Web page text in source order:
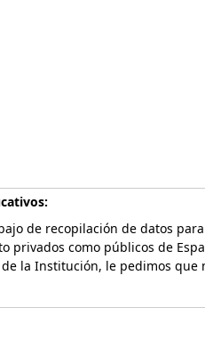
de recopilación de datos
privados como públicos de
la Institución, le pedimos que